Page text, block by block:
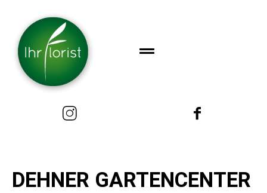
DEHNER GARTENCENTER